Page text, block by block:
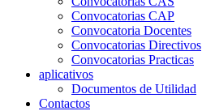
Convocatorias CAP
Convocatoria Docentes
Convocatorias Directivos
Convocatorias Practicas
aplicativos
Documentos de Utilidad
Contactos